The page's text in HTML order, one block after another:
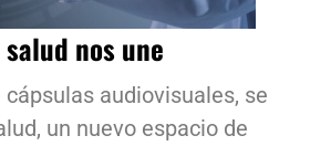
nos une
cápsulas audiovisuales, se
un nuevo espacio de